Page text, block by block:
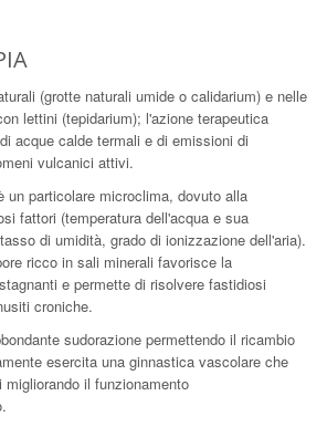
(grotte naturali umide o calidarium) e nelle
lettini (tepidarium); l'azione terapeutica
acque calde termali e di emissioni di
vulcanici attivi.
un particolare microclima, dovuto alla
fattori (temperatura dell'acqua e sua
di umidità, grado di ionizzazione dell'aria).
ricco in sali minerali favorisce la
e permette di risolvere fastidiosi
croniche.
sudorazione permettendo il ricambio
esercita una ginnastica vascolare che
il funzionamento